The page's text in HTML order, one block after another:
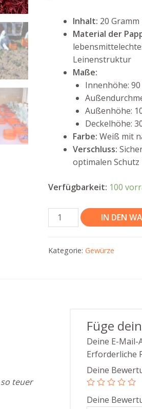
Inhalt: 20
Material der
Leinenstruktur
Maße:
Innenhöhe:
Außenhöhe:
Deckelhöhe:
Farbe: Weiß mit
Verschluss:
optimalen
Verfügbarkeit: 100
Bio-
Safran
Afghanistan
IN DEN
Kategorie:Gewürze
teuer
Füge
Deine E-
Erforderliche
Deine
Deine